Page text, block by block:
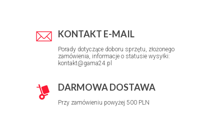
KONTAKT E-MAIL
Porady dotyczące doboru sprzętu, złożonego
zamówienia, informacje o statusie wysyłki:
kontakt@gama24.pl
DARMOWA DOSTAWA
Przy zamówieniu powyżej 500 PLN